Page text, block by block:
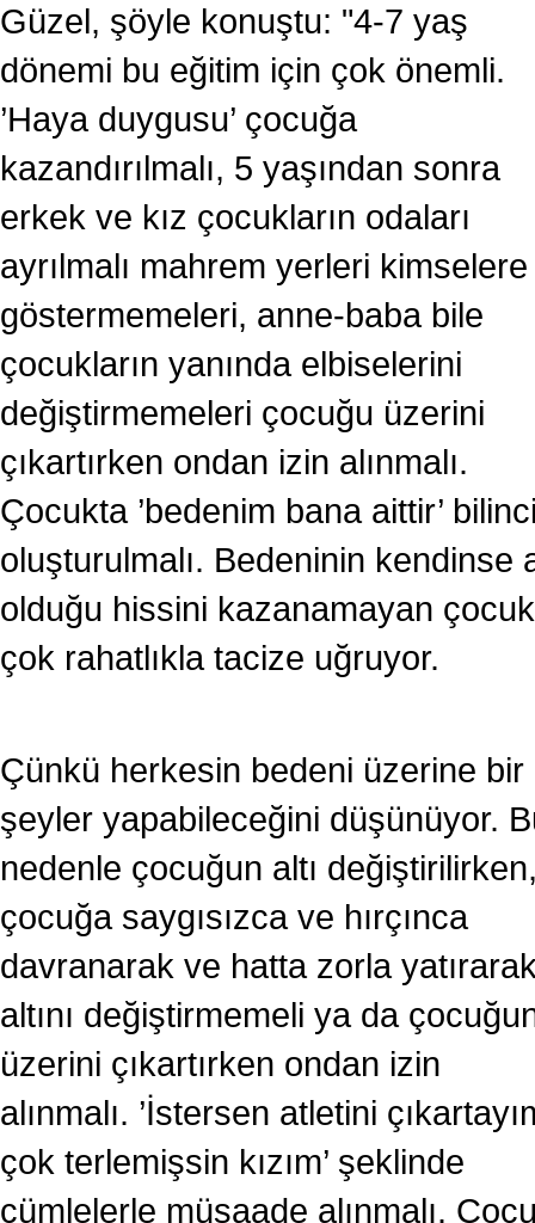
Güzel, şöyle konuştu: "4-7 yaş
dönemi bu eğitim için çok önemli.
’Haya duygusu’ çocuğa
kazandırılmalı, 5 yaşından sonra
erkek ve kız çocukların odaları
ayrılmalı mahrem yerleri kimselere
göstermemeleri, anne-baba bile
çocukların yanında elbiselerini
değiştirmemeleri çocuğu üzerini
çıkartırken ondan izin alınmalı.
Çocukta ’bedenim bana aittir’
oluşturulmalı. Bedeninin kendinse
olduğu hissini kazanamayan
çok rahatlıkla tacize uğruyor.
Çünkü herkesin bedeni üzerine bir
şeyler yapabileceğini düşünüyor.
nedenle çocuğun altı
çocuğa saygısızca ve hırçınca
davranarak ve hatta zorla
altını değiştirmemeli ya da
üzerini çıkartırken ondan izin
alınmalı. ’İstersen atletini
çok terlemişsin kızım’ şeklinde
cümlelerle müsaade alınmalı.